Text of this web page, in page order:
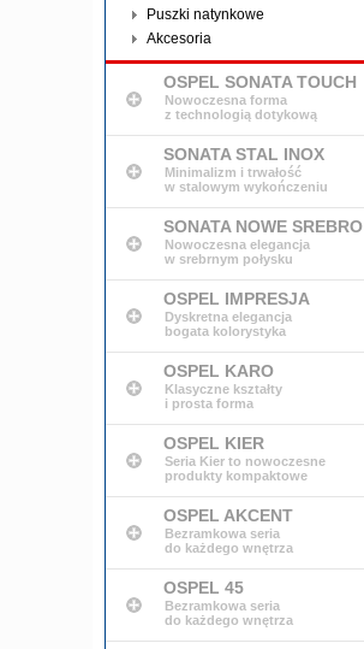
Puszki natynkowe
Akcesoria
OSPEL SONATA TOUCH
Nowoczesna forma
z technologią dotykową
SONATA STAL INOX
Minimalizm i trwałość
w stalowym wykończeniu
SONATA NOWE SREBRO
Nowoczesna elegancja
w srebrnym połysku
OSPEL IMPRESJA
Dyskretna elegancja
bogata kolorystyka
OSPEL KARO
Klasyczne kształty
i prosta forma
OSPEL KIER
Seria Kier to nowoczesne
produkty kompaktowe
OSPEL AKCENT
Bezramkowa seria
do każdego wnętrza
OSPEL 45
Bezramkowa seria
do każdego wnętrza